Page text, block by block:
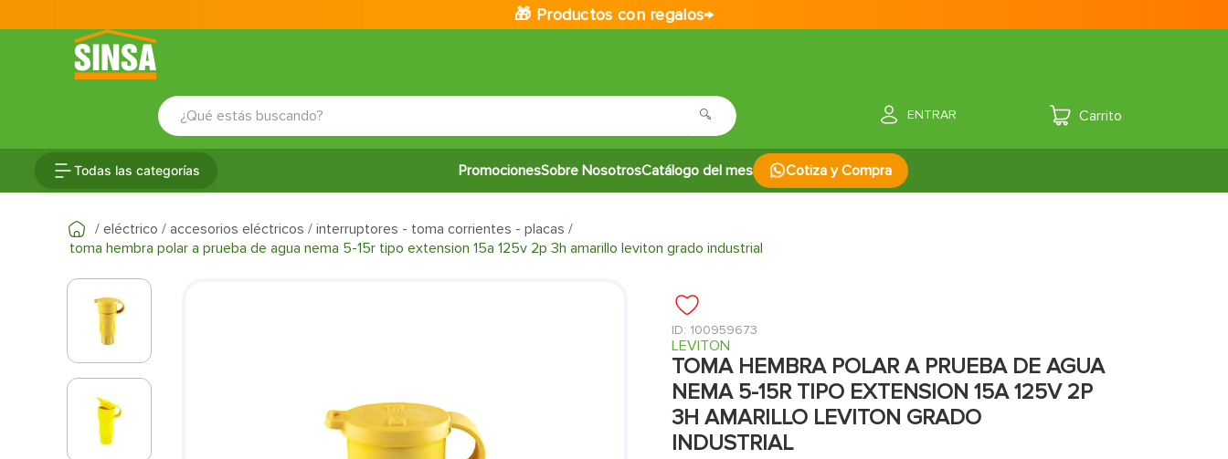
🎁 Productos con regalos→
¿Qué estás buscando?
ENTRAR
Todas las categorías PromocionesSobre NosotrosCatálogo del mes Cotiza y Compra
eléctrico accesorios eléctricos
interruptores - toma corrientes - placas
toma hembra polar a prueba de agua nema 5-15r tipo extension 15a 125v 2p 3h amarillo leviton grado industrial
: 100959673
LEVITON
TOMA HEMBRA POLAR A PRUEBA DE AGUA
NEMA 5-15R TIPO EXTENSION 15A 125V 2P
3H AMARILLO LEVITON GRADO
INDUSTRIAL
3.
baldosa
4.
7